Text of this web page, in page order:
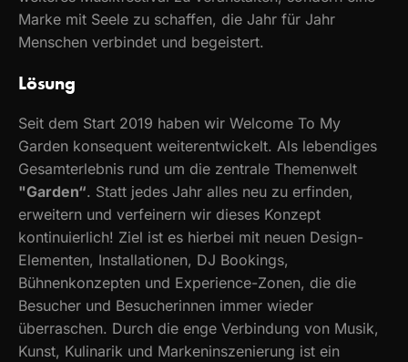
Marke mit Seele zu schaffen, die Jahr für Jahr
Menschen verbindet und begeistert.
Lösung
Seit dem Start 2019 haben wir Welcome To My
Garden konsequent weiterentwickelt. Als lebendiges
Gesamterlebnis rund um die zentrale Themenwelt
"Garden“. Statt jedes Jahr alles neu zu erfinden,
erweitern und verfeinern wir dieses Konzept
kontinuierlich! Ziel ist es hierbei mit neuen Design-
Elementen, Installationen, DJ Bookings,
Bühnenkonzepten und Experience-Zonen, die die
Besucher und Besucherinnen immer wieder
überraschen. Durch die enge Verbindung von Musik,
Kunst, Kulinarik und Markeninszenierung ist ein